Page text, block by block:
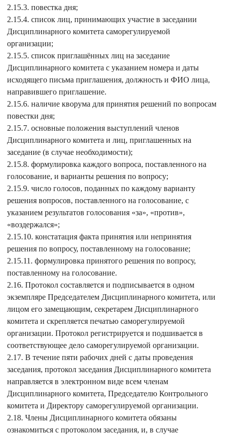
2.15.3. повестка дня;
2.15.4. список лиц, принимающих участие в заседании
Дисциплинарного комитета саморегулируемой
организации;
2.15.5. список приглашённых лиц на заседание
Дисциплинарного комитета с указанием номера и даты
исходящего письма приглашения, должность и ФИО лица,
направившего приглашение.
2.15.6. наличие кворума для принятия решений по вопросам
повестки дня;
2.15.7. основные положения выступлений членов
Дисциплинарного комитета и лиц, приглашенных на
заседание (в случае необходимости);
2.15.8. формулировка каждого вопроса, поставленного на
голосование, и варианты решения по вопросу;
2.15.9. число голосов, поданных по каждому варианту
решения вопросов, поставленного на голосование, с
указанием результатов голосования «за», «против»,
«воздержался»;
2.15.10. констатация факта принятия или непринятия
решения по вопросу, поставленному на голосование;
2.15.11. формулировка принятого решения по вопросу,
поставленному на голосование.
2.16. Протокол составляется и подписывается в одном
экземпляре Председателем Дисциплинарного комитета, или
лицом его замещающим, секретарем Дисциплинарного
комитета и скрепляется печатью саморегулируемой
организации. Протокол регистрируется и подшивается в
соответствующее дело саморегулируемой организации.
2.17. В течение пяти рабочих дней с даты проведения
заседания, протокол заседания Дисциплинарного комитета
направляется в электронном виде всем членам
Дисциплинарного комитета, Председателю Контрольного
комитета и Директору саморегулируемой организации.
2.18. Члены Дисциплинарного комитета обязаны
ознакомиться с протоколом заседания, и, в случае